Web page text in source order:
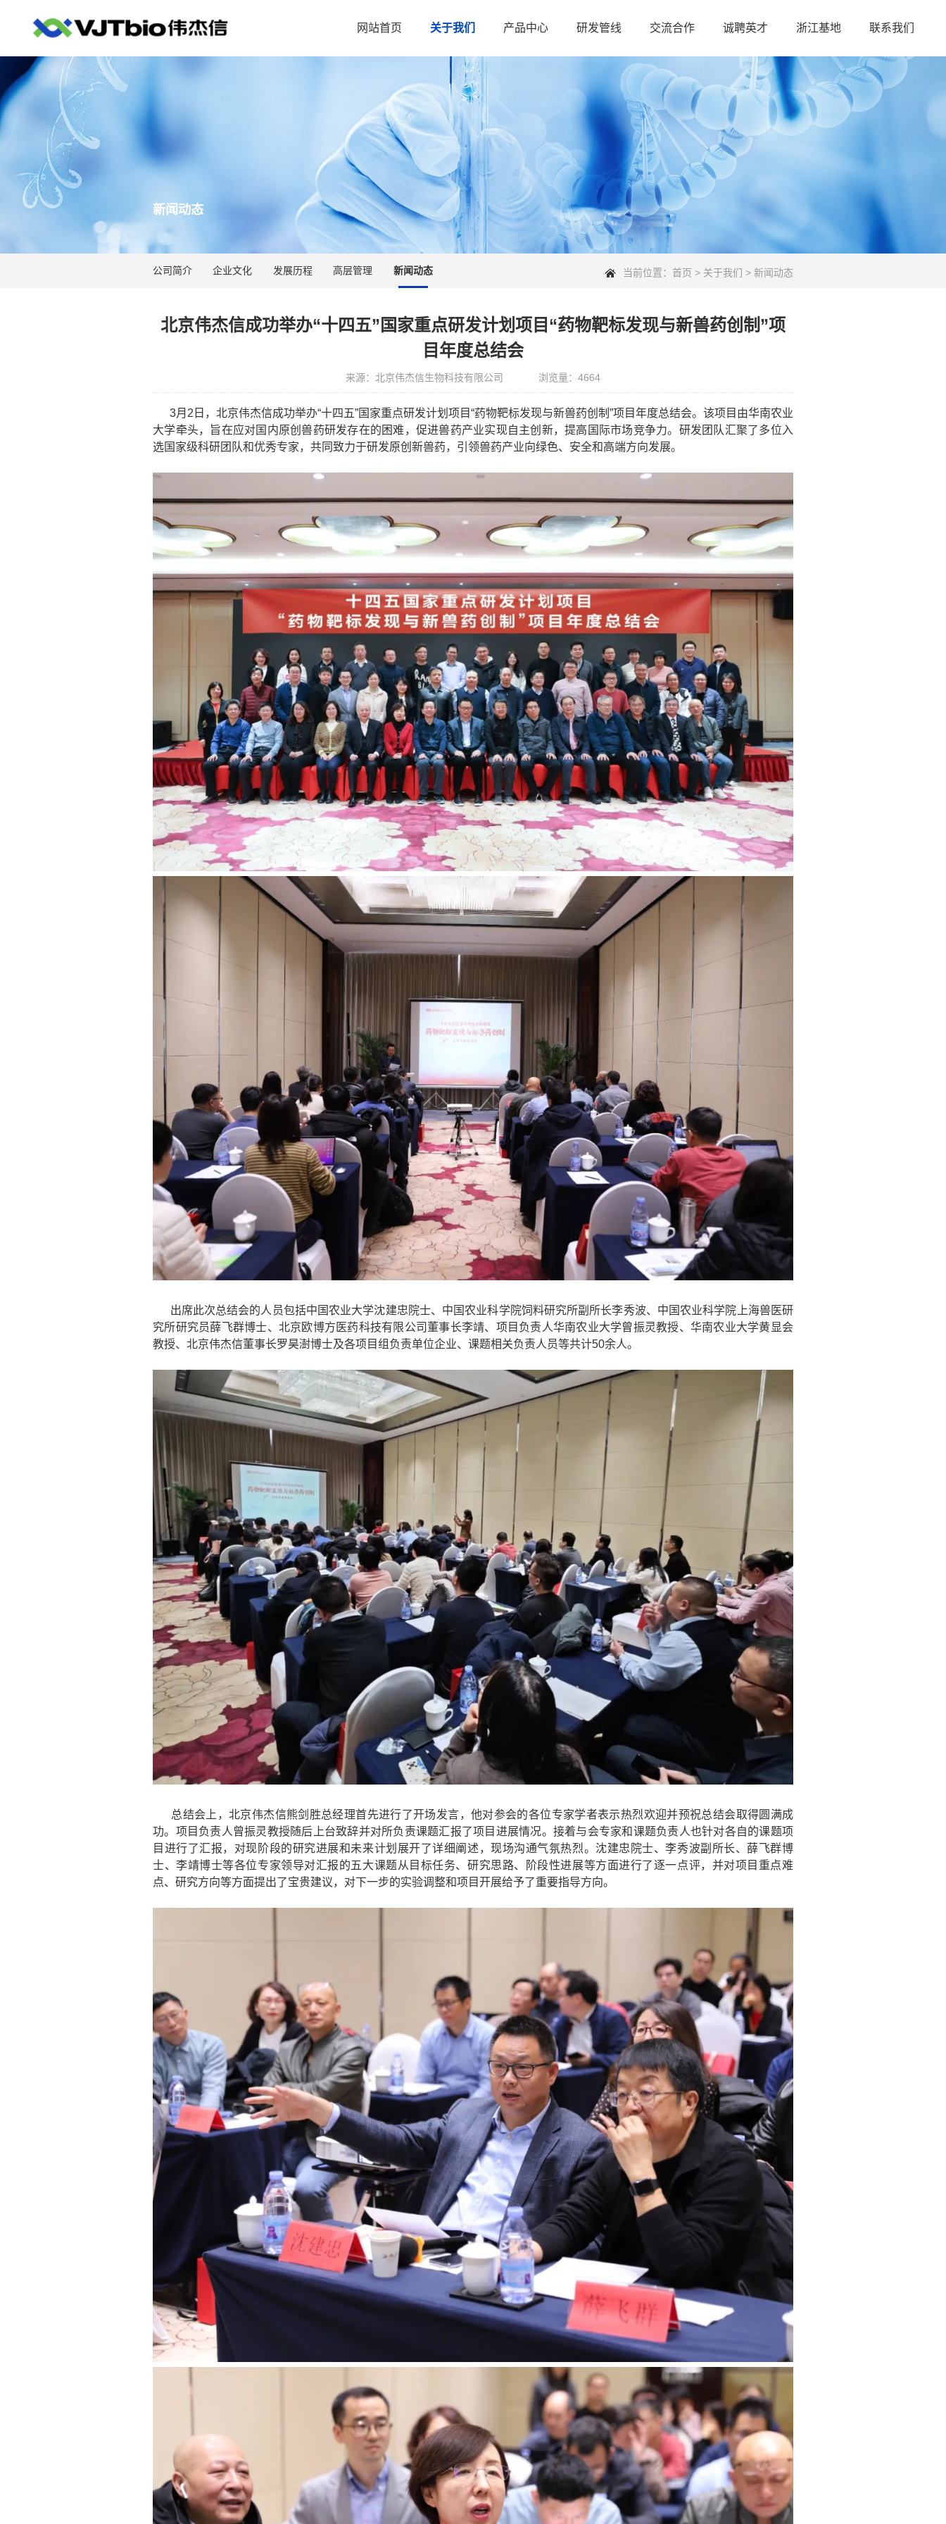
网站首页 关于我们 产品中心 研发管线 交流合作 诚聘英才 浙江基地 联系我们
新闻动态
公司简介 企业文化 发展历程 高层管理 新闻动态 当前位置： 首页 > 关于我们 > 新闻动态
北京伟杰信成功举办“十四五”国家重点研发计划项目“药物靶标发现与新兽药创制”项
目年度总结会
来源：北京伟杰信生物科技有限公司 浏览量： 4664
3月2日，北京伟杰信成功举办“十四五”国家重点研发计划项目“药物靶标发现与新兽药创制”项目年度总结会。该项目由华南农业
大学牵头，旨在应对国内原创兽药研发存在的困难，促进兽药产业实现自主创新，提高国际市场竞争力。研发团队汇聚了多位入
选国家级科研团队和优秀专家，共同致力于研发原创新兽药，引领兽药产业向绿色、安全和高端方向发展。
出席此次总结会的人员包括中国农业大学沈建忠院士、中国农业科学院饲料研究所副所长李秀波、中国农业科学院上海兽医研
究所研究员薛飞群博士、北京欧博方医药科技有限公司董事长李靖、项目负责人华南农业大学曾振灵教授、华南农业大学黄显会
教授、北京伟杰信董事长罗昊澍博士及各项目组负责单位企业、课题相关负责人员等共计50余人。
总结会上，北京伟杰信熊剑胜总经理首先进行了开场发言，他对参会的各位专家学者表示热烈欢迎并预祝总结会取得圆满成
功。项目负责人曾振灵教授随后上台致辞并对所负责课题汇报了项目进展情况。接着与会专家和课题负责人也针对各自的课题项
目进行了汇报，对现阶段的研究进展和未来计划展开了详细阐述，现场沟通气氛热烈。沈建忠院士、李秀波副所长、薛飞群博
士、李靖博士等各位专家领导对汇报的五大课题从目标任务、研究思路、阶段性进展等方面进行了逐一点评，并对项目重点难
点、研究方向等方面提出了宝贵建议，对下一步的实验调整和项目开展给予了重要指导方向。